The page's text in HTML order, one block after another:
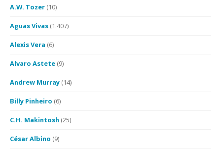
A.W. Tozer (10)
Aguas Vivas (1.407)
Alexis Vera (6)
Alvaro Astete (9)
Andrew Murray (14)
Billy Pinheiro (6)
C.H. Makintosh (25)
César Albino (9)